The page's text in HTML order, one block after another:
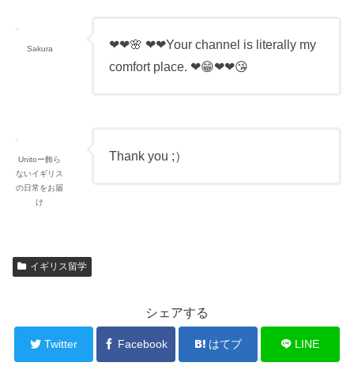
Sakura
❤❤🌸 ❤❤Your channel is literally my
comfort place. ❤😁❤❤😘
Unitoー飾ら
ないイギリス
の日常をお届
け
Thank you ;）
イギリス留学
シェアする
Twitter Facebook はてブ LINE